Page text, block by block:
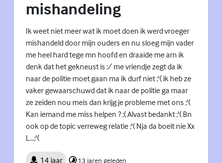
mishandeling
Ik weet niet meer wat ik moet doen ik werd vroeger
mishandeld door mijn ouders en nu sloeg mijn vader
me heel hard tege mn hoofd en draaide me arn ik
denk dat het gekneust is :/ me vriendje zegt da ik
naar de politie moet gaan ma ik durf niet ;'( ik heb ze
vaker gewaarschuwd dat ik naar de politie ga maar
ze zeiden nou meis dan krijg je probleme met ons ;'(
Kan iemand me miss helpen ? ;( Alvast bedankt ;'( Bn
ook op de topic verreweg relatie ;'( Nja da boeit nie Xx
L...;'(
14 jaar 13 jaren geleden